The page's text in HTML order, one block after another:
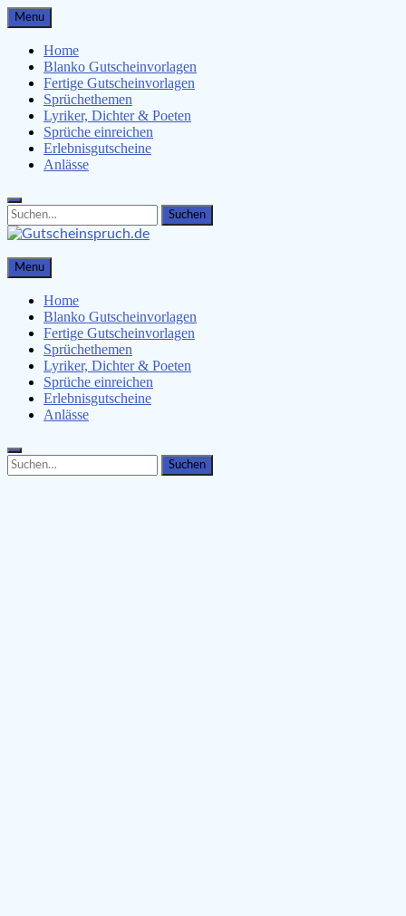
Skip
to
content
Menu
Home
Blanko Gutscheinvorlagen
Fertige Gutscheinvorlagen
Sprüchethemen
Lyriker, Dichter & Poeten
Sprüche einreichen
Erlebnisgutscheine
Anlässe
Search
for:
Search
Gutscheinspruch.de
Gutscheinsprüche & Gutscheinvorlagen finden
Menu
Home
Blanko Gutscheinvorlagen
Fertige Gutscheinvorlagen
Sprüchethemen
Lyriker, Dichter & Poeten
Sprüche einreichen
Erlebnisgutscheine
Anlässe
Search
for:
Search